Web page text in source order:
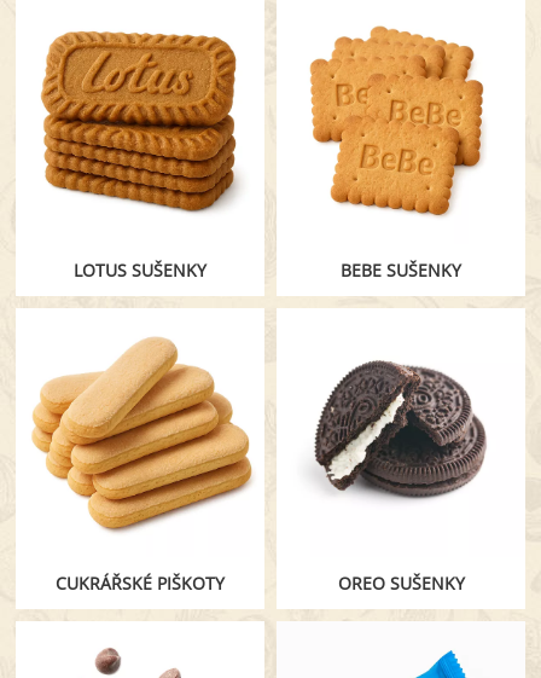
LOTUS SUŠENKY BEBE SUŠENKY
CUKRÁŘSKÉ PIŠKOTY OREO SUŠENKY